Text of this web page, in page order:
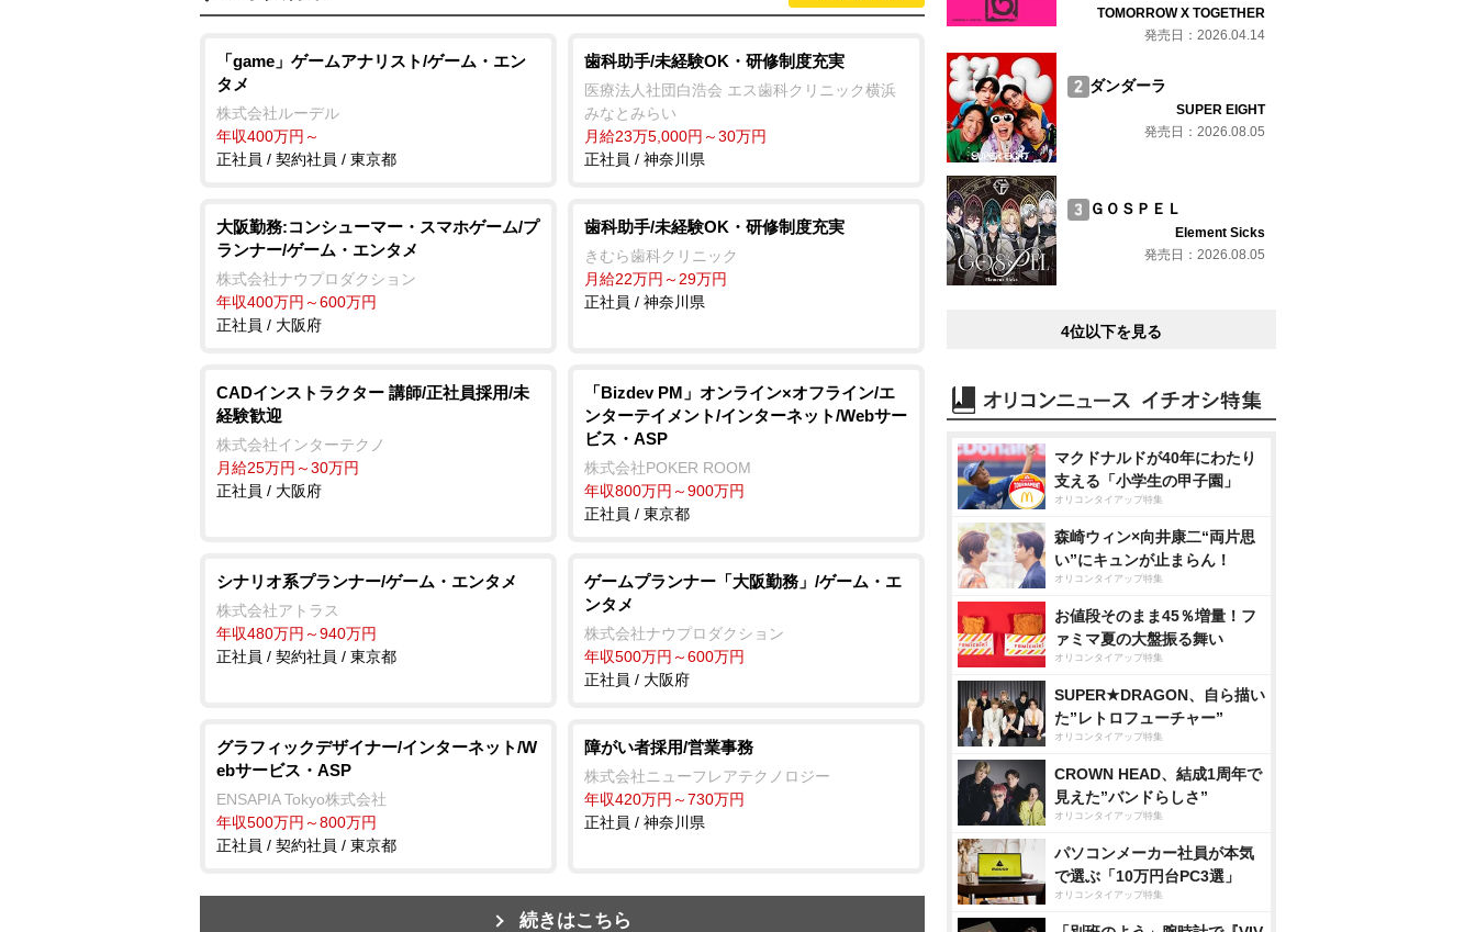
「game」ゲームアナリスト/ゲーム・エン
タメ
株式会社ルーデル
年収400万円～
正社員 / 契約社員 / 東京都
歯科助手/未経験OK・研修制度充実
医療法人社団白浩会 エス歯科クリニック横浜
みなとみらい
月給23万5,000円～30万円
正社員 / 神奈川県
大阪勤務:コンシューマー・スマホゲーム/プ
ランナー/ゲーム・エンタメ
株式会社ナウプロダクション
年収400万円～600万円
正社員 / 大阪府
歯科助手/未経験OK・研修制度充実
きむら歯科クリニック
月給22万円～29万円
正社員 / 神奈川県
CADインストラクター 講師/正社員採用/未
経験歓迎
株式会社インターテクノ
月給25万円～30万円
正社員 / 大阪府
「Bizdev PM」オンライン×オフライン/エ
ンターテイメント/インターネット/Webサー
ビス・ASP
株式会社POKER ROOM
年収800万円～900万円
正社員 / 東京都
シナリオ系プランナー/ゲーム・エンタメ
株式会社アトラス
年収480万円～940万円
正社員 / 契約社員 / 東京都
ゲームプランナー「大阪勤務」/ゲーム・エ
ンタメ
株式会社ナウプロダクション
年収500万円～600万円
正社員 / 大阪府
グラフィックデザイナー/インターネット/W
ebサービス・ASP
ENSAPIA Tokyo株式会社
年収500万円～800万円
正社員 / 契約社員 / 東京都
障がい者採用/営業事務
株式会社ニューフレアテクノロジー
年収420万円～730万円
正社員 / 神奈川県
続きはこちら
TOMORROW X TOGETHER
発売日：2026.04.14
ダンダーラ
SUPER EIGHT
発売日：2026.08.05
ＧＯＳＰＥＬ
Element Sicks
発売日：2026.08.05
4位以下を見る
マクドナルドが40年にわたり
支える「小学生の甲子園」
オリコンタイアップ特集
森崎ウィン×向井康二“両片思
い”にキュンが止まらん！
オリコンタイアップ特集
お値段そのまま45％増量！フ
ァミマ夏の大盤振る舞い
オリコンタイアップ特集
SUPER★DRAGON、自ら描い
た”レトロフューチャー”
オリコンタイアップ特集
CROWN HEAD、結成1周年で
見えた”バンドらしさ”
オリコンタイアップ特集
パソコンメーカー社員が本気
で選ぶ「10万円台PC3選」
オリコンタイアップ特集